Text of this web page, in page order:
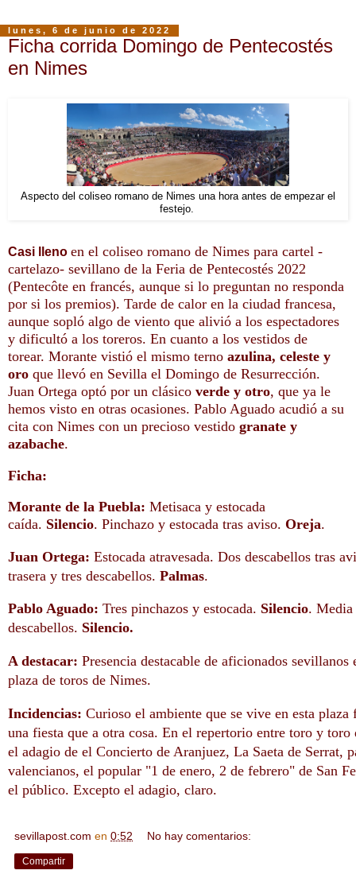
lunes, 6 de junio de 2022
Ficha corrida Domingo de Pentecostés
en Nimes
Aspecto del coliseo romano de Nimes una hora antes de empezar el
festejo.
Casi lleno en el coliseo romano de Nimes para cartel -
cartelazo- sevillano de la Feria de Pentecostés 2022
(Pentecôte en francés, aunque si lo preguntan no responda
por si los premios). Tarde de calor en la ciudad francesa,
aunque sopló algo de viento que alivió a los espectadores
y dificultó a los toreros. En cuanto a los vestidos de
torear. Morante vistió el mismo terno azulina, celeste y
oro que llevó en Sevilla el Domingo de Resurrección.
Juan Ortega optó por un clásico verde y otro, que ya le
hemos visto en otras ocasiones. Pablo Aguado acudió a su
cita con Nimes con un precioso vestido granate y
azabache.
Ficha:
Morante de la Puebla: Metisaca y estocada
caída. Silencio. Pinchazo y estocada tras aviso. Oreja.
Juan Ortega: Estocada atravesada. Dos descabellos tras
trasera y tres descabellos. Palmas.
Pablo Aguado: Tres pinchazos y estocada. Silencio. Media
descabellos. Silencio.
A destacar: Presencia destacable de aficionados sevillanos
plaza de toros de Nimes.
Incidencias: Curioso el ambiente que se vive en esta plaza
una fiesta que a otra cosa. En el repertorio entre toro y toro
el adagio de el Concierto de Aranjuez, La Saeta de Serrat,
valencianos, el popular "1 de enero, 2 de febrero" de San
el público. Excepto el adagio, claro.
sevillapost.com en 0:52 No hay comentarios:
Compartir